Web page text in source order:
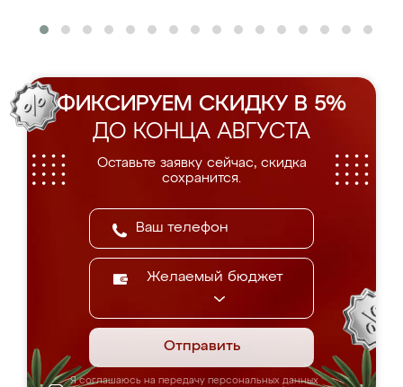
ФИКСИРУЕМ СКИДКУ В 5%
ДО КОНЦА АВГУСТА
Оставьте заявку сейчас, скидка
сохранится.
Желаемый бюджет
Отправить
Я соглашаюсь на передачу персональных данных